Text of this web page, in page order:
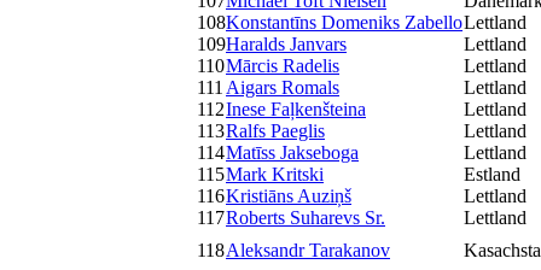
108Konstantīns Domeniks ZabelloLettland
109Haralds Janvars
Lettland
110Mārcis Radelis
Lettland
111 Aigars Romals
Lettland
112Inese Faļkenšteina
Lettland
113Ralfs Paeglis
Lettland
114Matīss Jakseboga
Lettland
115Mark Kritski
Estland
116Kristiāns Auziņš
Lettland
117Roberts Suharevs Sr.
Lettland
118Aleksandr Tarakanov